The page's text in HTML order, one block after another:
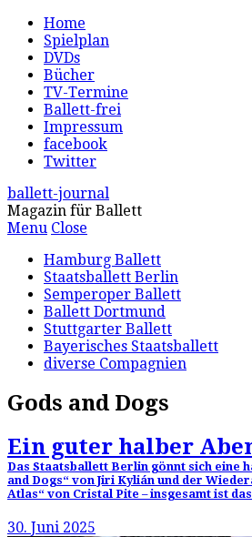
Home
Spielplan
DVDs
Bücher
TV-Termine
Ballett-frei
Impressum
facebook
Twitter
ballett-journal
Magazin für Ballett
Menu Close
Hamburg Ballett
Staatsballett Berlin
Semperoper Ballett
Ballett Dortmund
Stuttgarter Ballett
Bayerisches Staatsballett
diverse Compagnien
Gods and Dogs
Ein guter halber
Das Staatsballett Berlin gönnt sich eine
and Dogs“ von Jiri Kylián und der
Atlas“ von Cristal Pite – insgesamt ist
30. Juni 2025